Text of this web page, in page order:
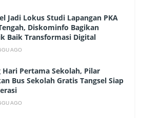
Jadi Lokus Studi Lapangan PKA
Diskominfo Bagikan
Baik Transformasi Digital
AGO
Hari Pertama Sekolah, Pilar
Bus Sekolah Gratis Tangsel Siap
AGO